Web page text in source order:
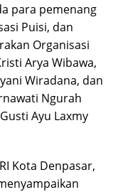
para pemenang
Puisi, dan
Organisasi
Arya Wibawa,
Wiradana, dan
Ngurah
Ayu Laxmy
Kota Denpasar,